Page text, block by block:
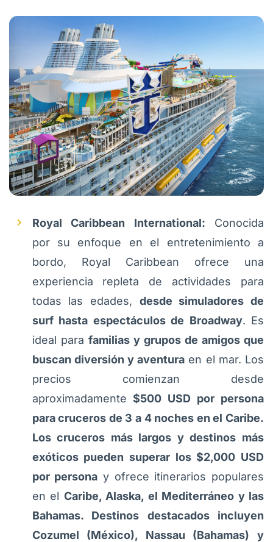
Royal Caribbean International: Conocida
por su enfoque en el entretenimiento a
bordo, Royal Caribbean ofrece una
experiencia repleta de actividades para
todas las edades, desde simuladores de
surf hasta espectáculos de Broadway. Es
ideal para familias y grupos de amigos que
buscan diversión y aventura en el mar. Los
precios comienzan desde
aproximadamente$500 USD por persona
para cruceros de 3 a 4 noches en el Caribe.
Los cruceros más largos y destinos más
exóticos pueden superar los $2,000 USD
por persona y ofrece itinerarios populares
en el Caribe, Alaska, el Mediterráneo y las
Bahamas. Destinos destacados incluyen
Cozumel (México), Nassau (Bahamas) y